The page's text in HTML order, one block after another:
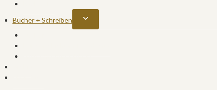
Bücher + Schreiben
Untermenü
umschalten